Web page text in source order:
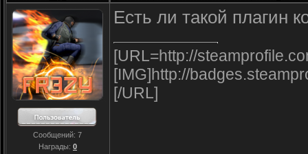
Сообщений:7
Награды: 0
Есть ли такой плагин
[URL=http://
[IMG]http://
[/URL]